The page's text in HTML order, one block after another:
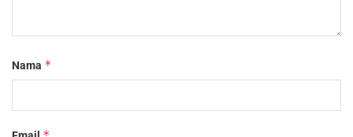
Nama *